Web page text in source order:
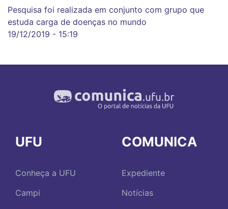
Pesquisa foi realizada em conjunto com grupo que
estuda carga de doenças no mundo
19/12/2019 - 15:19
UFU
Conheça a UFU
Campi
COMUNICA
Expediente
Notícias